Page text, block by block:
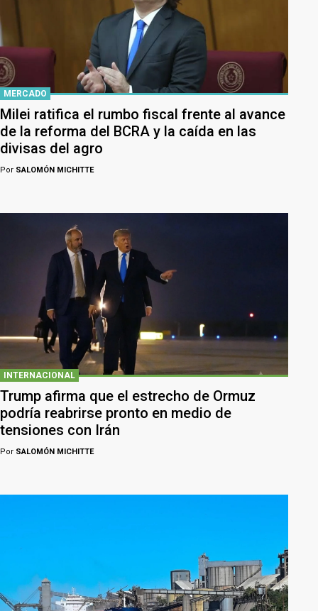
MERCADO
Milei ratifica el rumbo fiscal frente al avance
de la reforma del BCRA y la caída en las
divisas del agro
Por SALOMÓN MICHITTE
INTERNACIONAL
Trump afirma que el estrecho de Ormuz
podría reabrirse pronto en medio de
tensiones con Irán
Por SALOMÓN MICHITTE